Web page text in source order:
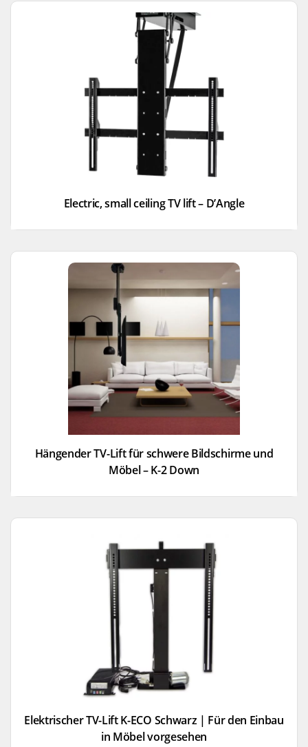
Electric, small ceiling TV lift – D’Angle
Hängender TV-Lift für schwere Bildschirme und
Möbel – K-2 Down
Elektrischer TV-Lift K-ECO Schwarz | Für den Einbau
in Möbel vorgesehen